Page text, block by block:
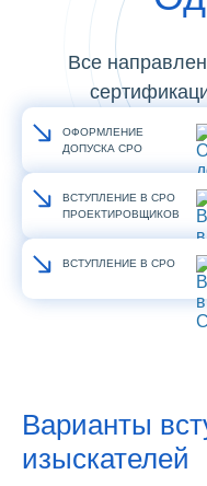
Все
ОФОРМЛЕНИЕ
ДОПУСКА СРО
ВСТУПЛЕНИЕ В СРО
ПРОЕКТИРОВЩИКОВ
ВСТУПЛЕНИЕ В СРО
Варианты
изыскателей